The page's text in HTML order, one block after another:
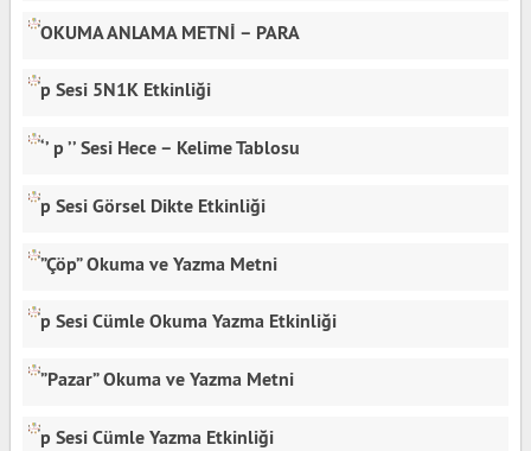
OKUMA ANLAMA METNİ – PARA
p Sesi 5N1K Etkinliği
‘’ p ’’ Sesi Hece – Kelime Tablosu
p Sesi Görsel Dikte Etkinliği
”Çöp” Okuma ve Yazma Metni
p Sesi Cümle Okuma Yazma Etkinliği
”Pazar” Okuma ve Yazma Metni
p Sesi Cümle Yazma Etkinliği